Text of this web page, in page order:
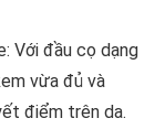
Với đầu cọ dạng
vừa đủ và
điểm trên da.